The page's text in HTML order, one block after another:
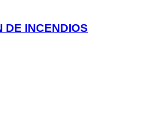
DE INCENDIOS